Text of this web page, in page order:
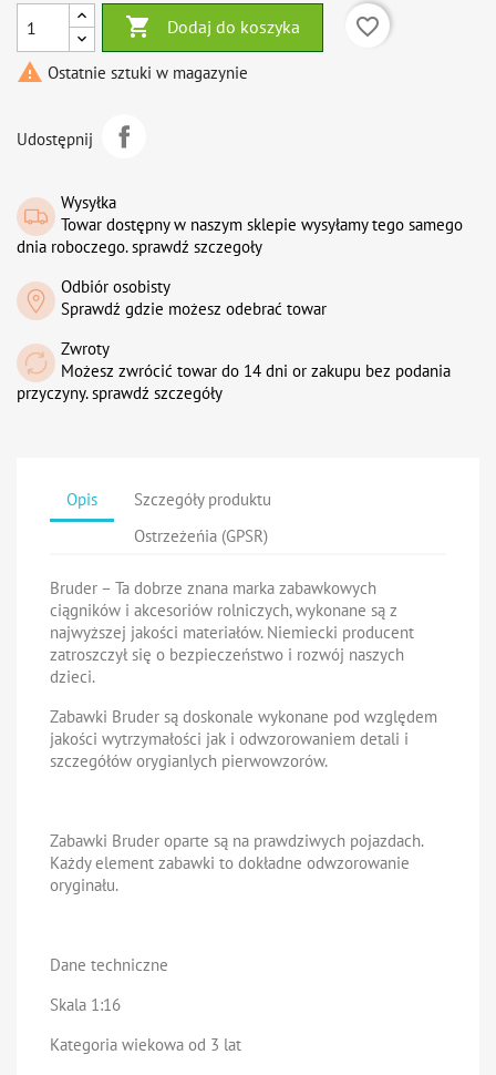
 Dodaj do koszyka
favorite_border
 Ostatnie sztuki w magazynie
Udostępnij
Wysyłka
Towar dostępny w naszym sklepie wysyłamy tego samego
dnia roboczego. sprawdź szczegoły
Odbiór osobisty
Sprawdź gdzie możesz odebrać towar
Zwroty
Możesz zwrócić towar do 14 dni or zakupu bez podania
przyczyny. sprawdź szczegóły
Opis
Szczegóły produktu
Ostrzeżeńia (GPSR)
Bruder – Ta dobrze znana marka zabawkowych
ciągników i akcesoriów rolniczych, wykonane są z
najwyższej jakości materiałów. Niemiecki producent
zatroszczył się o bezpieczeństwo i rozwój naszych
dzieci.
Zabawki Bruder są doskonale wykonane pod względem
jakości wytrzymałości jak i odwzorowaniem detali i
szczegółów orygianlych pierwowzorów.
Zabawki Bruder oparte są na prawdziwych pojazdach.
Każdy element zabawki to dokładne odwzorowanie
oryginału.
Dane techniczne
Skala 1:16
Kategoria wiekowa od 3 lat